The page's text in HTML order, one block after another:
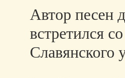
Автор песен
встретился
Славянского